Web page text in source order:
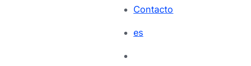
Contacto
es